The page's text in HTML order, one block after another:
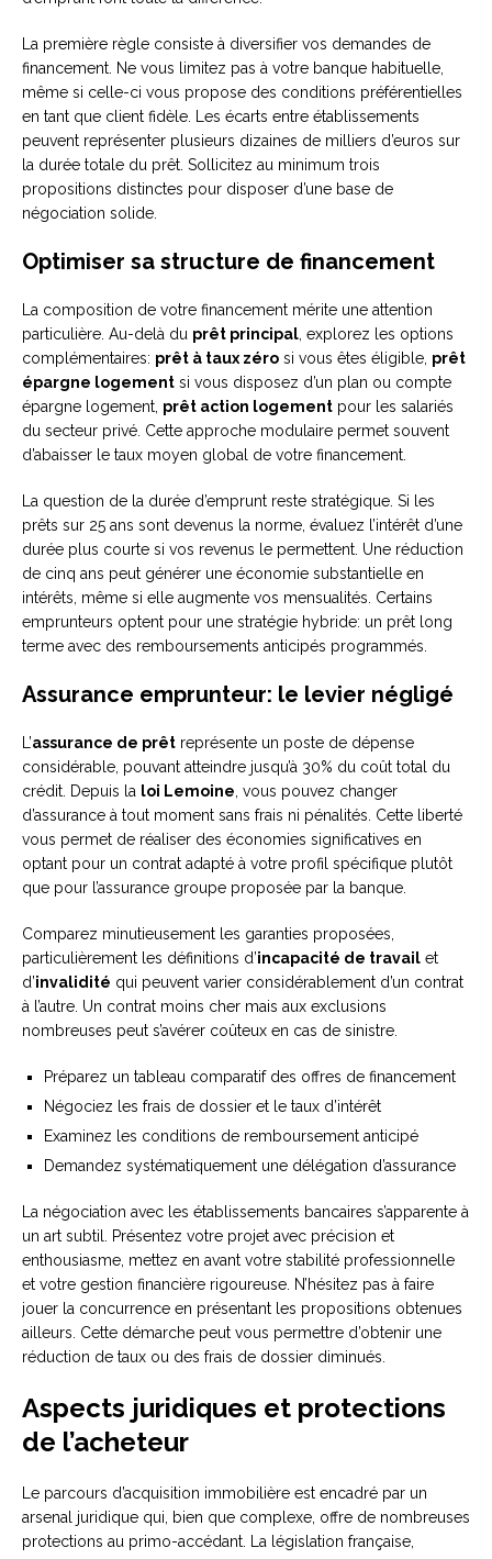
La première règle consiste à diversifier vos demandes de
financement. Ne vous limitez pas à votre banque habituelle,
même si celle-ci vous propose des conditions préférentielles
en tant que client fidèle. Les écarts entre établissements
peuvent représenter plusieurs dizaines de milliers d’euros sur
la durée totale du prêt. Sollicitez au minimum trois
propositions distinctes pour disposer d’une base de
négociation solide.
Optimiser sa structure de financement
La composition de votre financement mérite une attention
particulière. Au-delà du prêt principal, explorez les options
complémentaires: prêt à taux zéro si vous êtes éligible, prêt
épargne logement si vous disposez d’un plan ou compte
épargne logement, prêt action logement pour les salariés
du secteur privé. Cette approche modulaire permet souvent
d’abaisser le taux moyen global de votre financement.
La question de la durée d’emprunt reste stratégique. Si les
prêts sur 25 ans sont devenus la norme, évaluez l’intérêt d’une
durée plus courte si vos revenus le permettent. Une réduction
de cinq ans peut générer une économie substantielle en
intérêts, même si elle augmente vos mensualités. Certains
emprunteurs optent pour une stratégie hybride: un prêt long
terme avec des remboursements anticipés programmés.
Assurance emprunteur: le levier négligé
L’assurance de prêt représente un poste de dépense
considérable, pouvant atteindre jusqu’à 30% du coût total du
crédit. Depuis la loi Lemoine, vous pouvez changer
d’assurance à tout moment sans frais ni pénalités. Cette liberté
vous permet de réaliser des économies significatives en
optant pour un contrat adapté à votre profil spécifique plutôt
que pour l’assurance groupe proposée par la banque.
Comparez minutieusement les garanties proposées,
particulièrement les définitions d’incapacité de travail et
d’invalidité qui peuvent varier considérablement d’un contrat
à l’autre. Un contrat moins cher mais aux exclusions
nombreuses peut s’avérer coûteux en cas de sinistre.
Préparez un tableau comparatif des offres de financement
Négociez les frais de dossier et le taux d’intérêt
Examinez les conditions de remboursement anticipé
Demandez systématiquement une délégation d’assurance
La négociation avec les établissements bancaires s’apparente à
un art subtil. Présentez votre projet avec précision et
enthousiasme, mettez en avant votre stabilité professionnelle
et votre gestion financière rigoureuse. N’hésitez pas à faire
jouer la concurrence en présentant les propositions obtenues
ailleurs. Cette démarche peut vous permettre d’obtenir une
réduction de taux ou des frais de dossier diminués.
Aspects juridiques et protections
de l’acheteur
Le parcours d’acquisition immobilière est encadré par un
arsenal juridique qui, bien que complexe, offre de nombreuses
protections au primo-accédant. La législation française,